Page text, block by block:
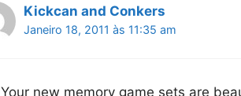
Kickcan and Conkers
Janeiro 18, 2011 às 11:35 am
Your new memory game sets are